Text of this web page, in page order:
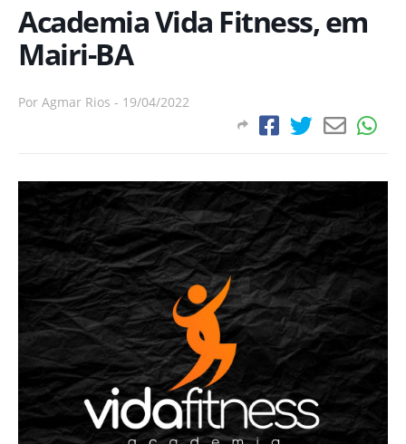
Academia Vida Fitness, em
Mairi-BA
Por Agmar Rios - 19/04/2022